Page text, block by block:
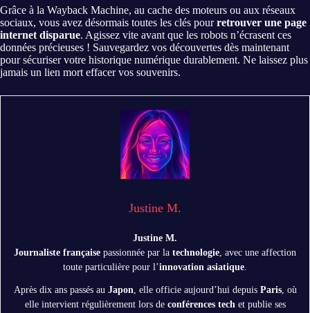
Grâce à la Wayback Machine, au cache des moteurs ou aux réseaux
sociaux, vous avez désormais toutes les clés pourretrouver une page
internet disparue. Agissez vite avant que les robots n’écrasent ces
données précieuses ! Sauvegardez vos découvertes dès maintenant
pour sécuriser votre historique numérique durablement. Ne laissez plus
jamais un lien mort effacer vos souvenirs.
Justine M.
Justine M.
Journaliste française passionnée par la technologie, avec une affection
toute particulière pour l’innovation asiatique.
Après dix ans passés au Japon, elle officie aujourd’hui depuis Paris, où
elle intervient régulièrement lors de conférences techet publie ses